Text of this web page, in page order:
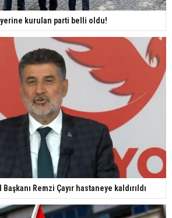
kurulan parti belli oldu!
Remzi Çayır hastaneye kaldırıldı